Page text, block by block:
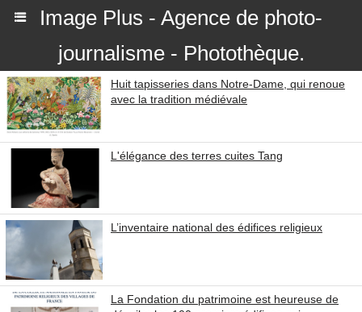
Image Plus - Agence de photo-
journalisme - Photothèque.
Huit tapisseries dans Notre-Dame, qui renoue
avec la tradition médiévale
L'élégance des terres cuites Tang
L’inventaire national des édifices religieux
La Fondation du patrimoine est heureuse de